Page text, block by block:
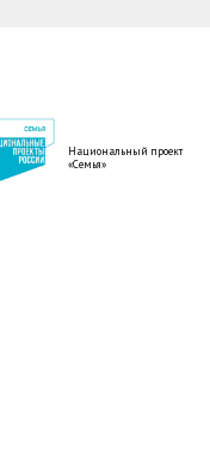
Национальный проект
«Семья»